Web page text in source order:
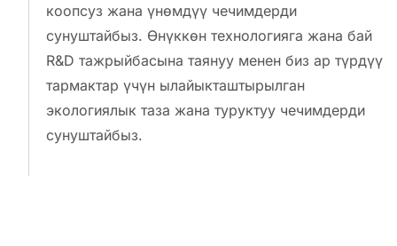
коопсуз жана үнөмдүү чечимдерди
сунуштайбыз. Өнүккөн технологияга жана бай
R&D тажрыйбасына таянуу менен биз ар түрдүү
тармактар ​​үчүн ылайыкташтырылган
экологиялык таза жана туруктуу чечимдерди
сунуштайбыз.